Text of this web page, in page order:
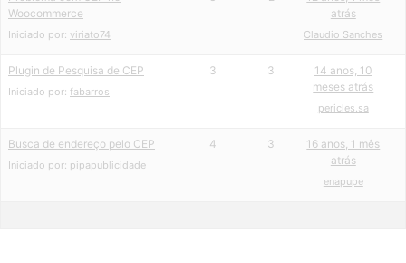
Woocommerce
Iniciado por: viriato74
atrás
Claudio Sanches
Plugin de Pesquisa de CEP
Iniciado por: fabarros
3 3
14 anos, 10
meses atrás
pericles.sa
Busca de endereço pelo CEP
Iniciado por: pipapublicidade
4 3
16 anos, 1 mês
atrás
enapupe